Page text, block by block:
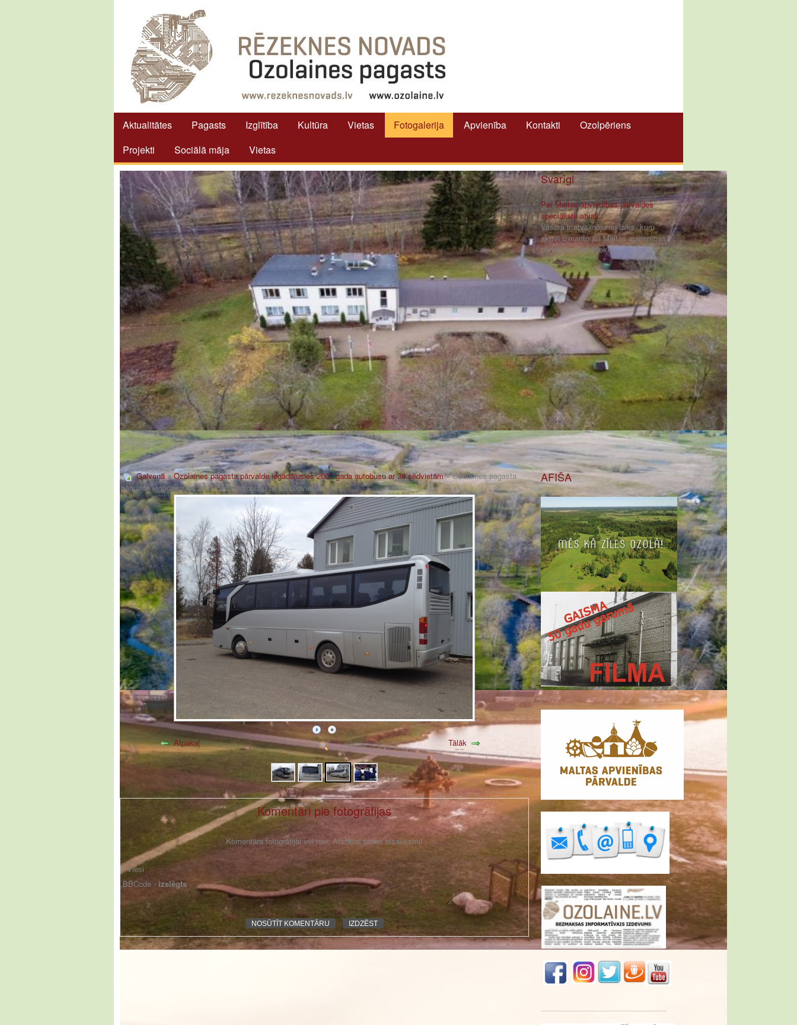
Aktualitātes Pagasts Izglītība Kultūra Vietas Fotogalerija Apvienība Kontakti
Ozolpēriens
Projekti
Sociālā māja Vietas
Svarīgi
Par Maltas apvienības pārvaldes
speciālistu atvaļi...
Vasara ir atvaļinājumu laiks, kuru
aktīvi izmanto arī Maltas apvienības
pārvaldes darbinieki [ ... ]
Galvenā»Ozolaines pagasta pārvalde iegādājusies 2007.gada autobusu ar 36.sēdvietām» Ozolaines pagasta
pārvalde iegādājusies 2007.gada autobusu ar 36.sēdvietām_3
Atpakaļ Tālāk
Komentāri pie fotogrāfijas
Komentāra fotogrāfijai vēl nav. Atstājiet pirmo atsauksmi!
BBCode - izslēgts
AFIŠA